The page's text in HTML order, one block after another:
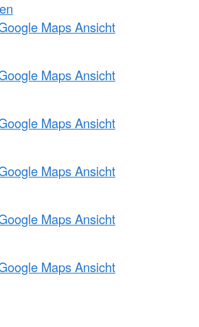
Maps Ansicht
Maps Ansicht
Maps Ansicht
Maps Ansicht
Maps Ansicht
Maps Ansicht